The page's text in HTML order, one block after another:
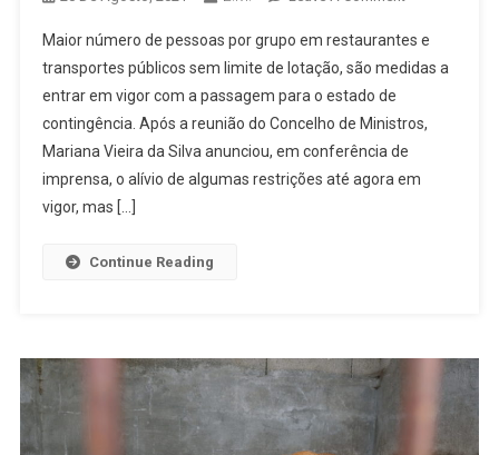
Avança
No
A
Partir
De
Maior número de pessoas por grupo em restaurantes e
transportes públicos sem limite de lotação, são medidas a
entrar em vigor com a passagem para o estado de
contingência. Após a reunião do Concelho de Ministros,
Mariana Vieira da Silva anunciou, em conferência de
imprensa, o alívio de algumas restrições até agora em
vigor, mas […]
Continue Reading